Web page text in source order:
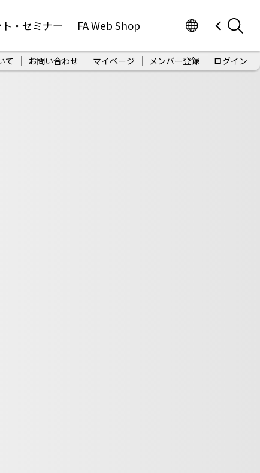
・セミナー FA Web Shop
て お問い合わせ マイページ メンバー登録 ログイン